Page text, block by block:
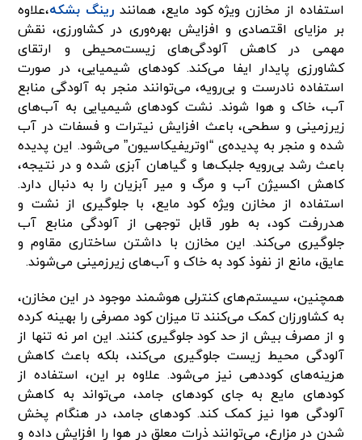
استفاده از مخازن ویژه کود مایع، همانند رینگ بشکه،علاوه
بر مزایای اقتصادی و افزایش بهره‌وری در کشاورزی، نقش
مهمی در کاهش آلودگی‌های زیست‌محیطی و ارتقای
کشاورزی پایدار ایفا می‌کند. کودهای شیمیایی، در صورت
استفاده نادرست و بی‌رویه، می‌توانند منجر به آلودگی منابع
آب، خاک و هوا شوند. نشت کودهای شیمیایی به آب‌های
زیرزمینی و سطحی، باعث افزایش نیترات و فسفات در آب
شده و منجر به پدیده‌ی “اوتریفیکاسیون” می‌شود. این پدیده
باعث رشد بی‌رویه جلبک‌ها و گیاهان آبزی شده و در نتیجه،
کاهش اکسیژن آب و مرگ و میر آبزیان را به دنبال دارد.
استفاده از مخازن ویژه کود مایع، با جلوگیری از نشت و
هدررفت کود، به طور قابل توجهی از آلودگی منابع آب
جلوگیری می‌کند. این مخازن با داشتن ساختاری مقاوم و
عایق، مانع از نفوذ کود به خاک و آب‌های زیرزمینی می‌شوند.
همچنین، سیستم‌های کنترلی هوشمند موجود در این مخازن،
به کشاورزان کمک می‌کنند تا میزان کود مصرفی را بهینه کرده
و از مصرف بیش از حد کود جلوگیری کنند. این امر نه تنها از
آلودگی محیط زیست جلوگیری می‌کند، بلکه باعث کاهش
هزینه‌های کوددهی نیز می‌شود. علاوه بر این، استفاده از
کودهای مایع به جای کودهای جامد، می‌تواند به کاهش
آلودگی هوا نیز کمک کند. کودهای جامد، در هنگام پخش
شدن در مزارع، می‌توانند ذرات معلق در هوا را افزایش داده و